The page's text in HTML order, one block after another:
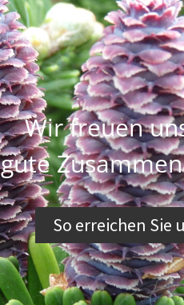
Wir freuen
gute
So erreichen Sie